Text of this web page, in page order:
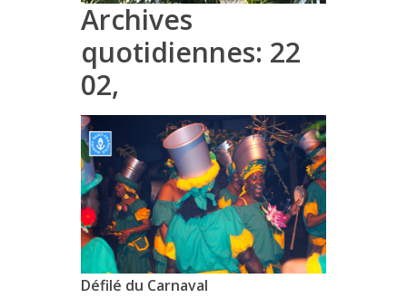
Archives
quotidiennes: 22
02,
Défilé du Carnaval